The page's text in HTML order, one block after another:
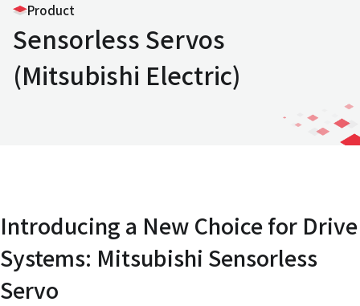
Product
Sensorless Servos
(Mitsubishi Electric)
Introducing a New Choice for Drive
Systems: Mitsubishi Sensorless
Servo